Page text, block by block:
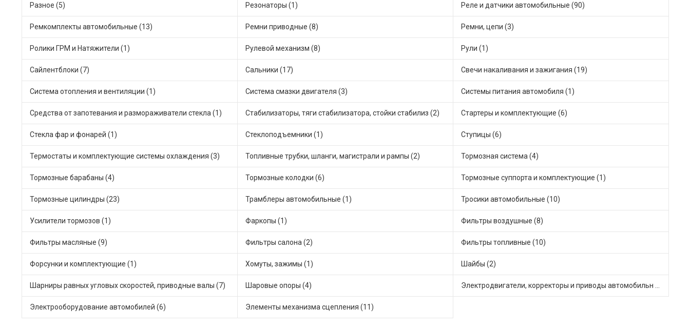
Разное (5) Резонаторы (1) Реле и датчики автомобильные (90)
Ремкомплекты автомобильные (13) Ремни приводные (8) Ремни, цепи (3)
Ролики ГРМ и Натяжители (1) Рулевой механизм (8) Рули (1)
Сайлентблоки (7) Сальники (17) Свечи накаливания и зажигания (19)
Система отопления и вентиляции (1) Система смазки двигателя (3) Системы питания автомобиля (1)
Средства от запотевания и размораживатели стекла (1) Стабилизаторы, тяги стабилизатора, стойки стабилиз (2) Стартеры и комплектующие (6)
Стекла фар и фонарей (1) Стеклоподъемники (1) Ступицы (6)
Термостаты и комплектующие системы охлаждения (3) Топливные трубки, шланги, магистрали и рампы (2) Тормозная система (4)
Тормозные барабаны (4) Тормозные колодки (6) Тормозные суппорта и комплектующие (1)
Тормозные цилиндры (23) Трамблеры автомобильные (1) Тросики автомобильные (10)
Усилители тормозов (1) Фаркопы (1) Фильтры воздушные (8)
Фильтры масляные (9) Фильтры салона (2) Фильтры топливные (10)
Форсунки и комплектующие (1) Хомуты, зажимы (1) Шайбы (2)
Шарниры равных угловых скоростей, приводные валы (7) Шаровые опоры (4) Электродвигатели, корректоры и приводы автомобильн (20)
Электрооборудование автомобилей (6) Элементы механизма сцепления (11)